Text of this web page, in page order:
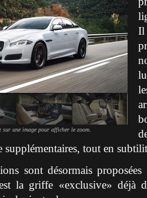
une image pour afficher le zoom.
Il
supplémentaires, tout en
sont désormais
la griffe «exclusive» déjà